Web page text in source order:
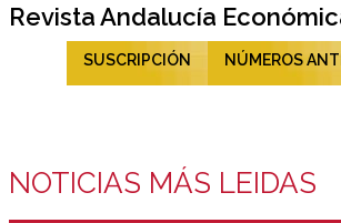
Revista Andalucía
SUSCRIPCIÓN NÚMEROS
NOTICIAS MÁS LEIDAS